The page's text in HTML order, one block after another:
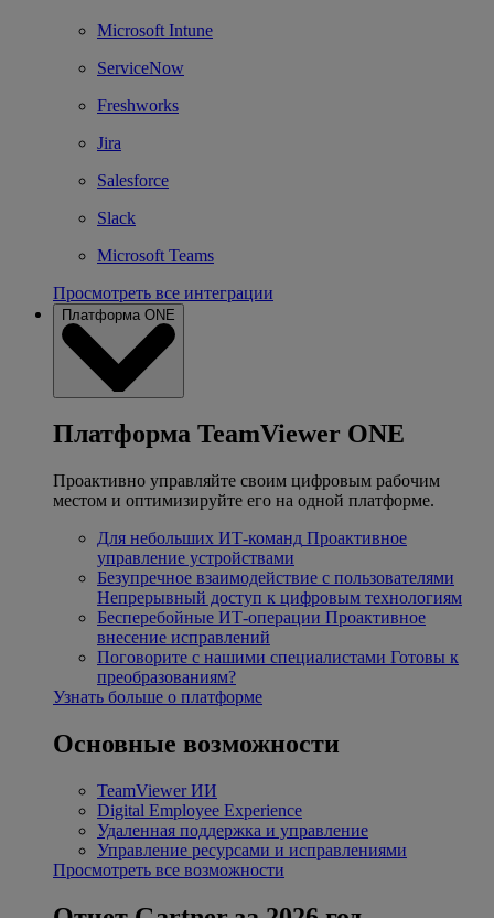
Microsoft Intune
ServiceNow
Freshworks
Jira
Salesforce
Slack
Microsoft Teams
Просмотреть все интеграции
Платформа ONE
Платформа TeamViewer ONE
Проактивно управляйте своим цифровым рабочим
местом и оптимизируйте его на одной платформе.
Для небольших ИТ-команд Проактивное
управление устройствами
Безупречное взаимодействие с пользователями
Непрерывный доступ к цифровым технологиям
Бесперебойные ИТ-операции Проактивное
внесение исправлений
Поговорите с нашими специалистами Готовы к
преобразованиям?
Узнать больше о платформе
Основные возможности
TeamViewer ИИ
Digital Employee Experience
Удаленная поддержка и управление
Управление ресурсами и исправлениями
Просмотреть все возможности